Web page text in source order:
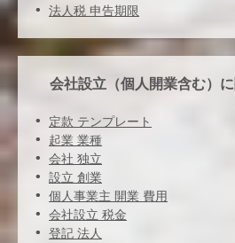
法人税 申告期限
会社設立（個人開業含む）
定款 テンプレート
起業 業種
会社 独立
設立 創業
個人事業主 開業 費用
会社設立 税金
登記 法人